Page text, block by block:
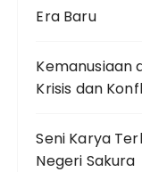
Era Baru
Kemanusiaan
Krisis dan
Seni Karya
Negeri Sakura